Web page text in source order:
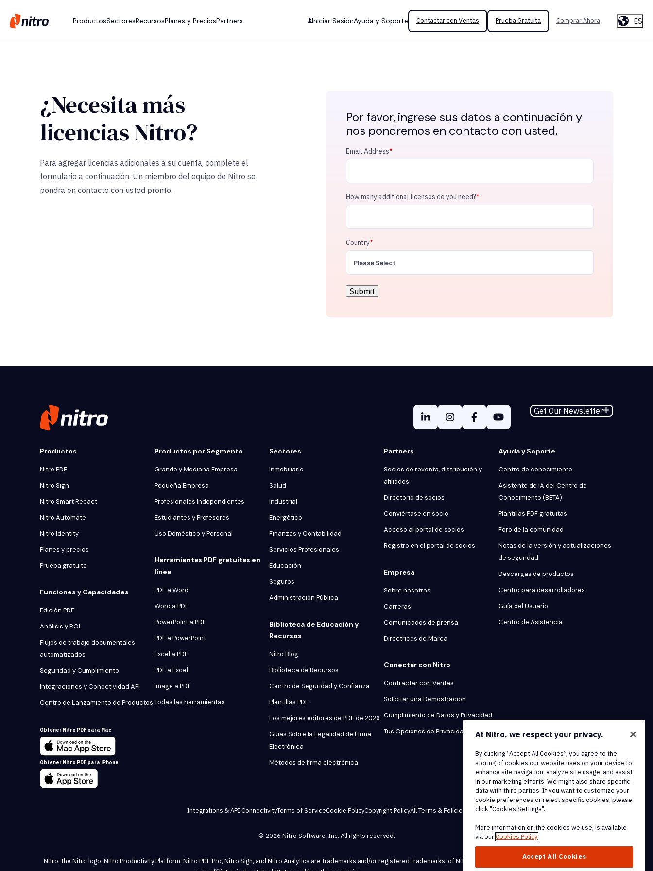
ProductosSectoresRecursosPlanes y PreciosPartners Iniciar SesiónAyuda y Soporte Contactar con Ventas Prueba Gratuita Comprar Ahora ES
¿Necesita más
licencias Nitro?
Para agregar licencias adicionales a su cuenta, complete el
formulario a continuación. Un miembro del equipo de Nitro se
pondrá en contacto con usted pronto.
Por favor, ingrese sus datos a continuación y
nos pondremos en contacto con usted.
Email Address*
How many additional licenses do you need?*
Country*
Get Our Newsletter
Productos
Nitro PDF
Nitro Sign
Nitro Smart Redact
Nitro Automate
Nitro Identity
Planes y precios
Prueba gratuita
Funciones y Capacidades
Edición PDF
Análisis y ROI
Flujos de trabajo documentales
automatizados
Seguridad y Cumplimiento
Integraciones y Conectividad API
Centro de Lanzamiento de Productos
Obtener Nitro PDF para Mac
Obtener Nitro PDF para iPhone
Productos por Segmento
Grande y Mediana Empresa
Pequeña Empresa
Profesionales Independientes
Estudiantes y Profesores
Uso Doméstico y Personal
Herramientas PDF gratuitas en
línea
PDF a Word
Word a PDF
PowerPoint a PDF
PDF a PowerPoint
Excel a PDF
PDF a Excel
Image a PDF
Todas las herramientas
Sectores
Inmobiliario
Salud
Industrial
Energético
Finanzas y Contabilidad
Servicios Profesionales
Educación
Seguros
Administración Pública
Biblioteca de Educación y
Recursos
Nitro Blog
Biblioteca de Recursos
Centro de Seguridad y Confianza
Plantillas PDF
Los mejores editores de PDF de 2026
Guías Sobre la Legalidad de Firma
Electrónica
Métodos de firma electrónica
Partners
Socios de reventa, distribución y
afiliados
Directorio de socios
Conviértase en socio
Acceso al portal de socios
Registro en el portal de socios
Empresa
Sobre nosotros
Carreras
Comunicados de prensa
Directrices de Marca
Conectar con Nitro
Contractar con Ventas
Solicitar una Demostración
Cumplimiento de Datos y Privacidad
Tus Opciones de Privacidad
Ayuda y Soporte
Centro de conocimiento
Asistente de IA del Centro de
Conocimiento (BETA)
Plantillas PDF gratuitas
Foro de la comunidad
Notas de la versión y actualizaciones
de seguridad
Descargas de productos
Centro para desarrolladores
Guía del Usuario
Centro de Asistencia
Integrations & API ConnectivityTerms of ServiceCookie PolicyCopyright PolicyAll Terms & Policies
© 2026 Nitro Software, Inc. All rights reserved.
Nitro, the Nitro logo, Nitro Productivity Platform, Nitro PDF Pro, Nitro Sign, and Nitro Analytics are trademarks and/or registered trademarks, of Nitro Software, Inc.
At Nitro, we respect your privacy.
By clicking “Accept All Cookies”, you agree to the
storing of cookies our website uses on your device to
enhance site navigation, analyze site usage, and assist
in our marketing efforts. We might also share specific
data with third parties. If you want to customize your
cookie preferences or reject specific cookies, please
click "Cookies Settings".
More information on the cookies we use, is available
via ourCookies Policy
Accept All Cookies